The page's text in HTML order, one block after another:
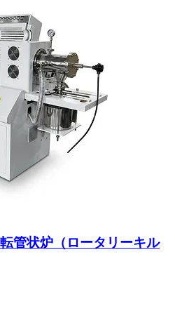
管状炉（ロータリーキル